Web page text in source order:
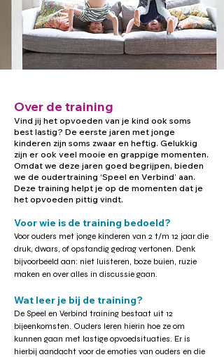
Over de training
Vind jij het opvoeden van je kind ook soms
best lastig? De eerste jaren met jonge
kinderen zijn soms zwaar en heftig. Gelukkig
zijn er ook veel mooie en grappige momenten.
Omdat we deze jaren goed begrijpen, bieden
we de oudertraining ‘Speel en Verbind’ aan.
Deze training helpt je op de momenten dat je
het opvoeden pittig vindt.
Voor wie is de training bedoeld?
Voor ouders met jonge kinderen van 2 t/m 12 jaar die
druk, dwars, of opstandig gedrag vertonen. Denk
bijvoorbeeld aan: niet luisteren, boze buien, ruzie
maken en over alles in discussie gaan.
Wat leer je bij de training?
De Speel en Verbind training bestaat uit 12
bijeenkomsten. Ouders leren hierin hoe ze om
kunnen gaan met lastige opvoedsituaties. Er is
hierbij aandacht voor de emoties van ouders en die